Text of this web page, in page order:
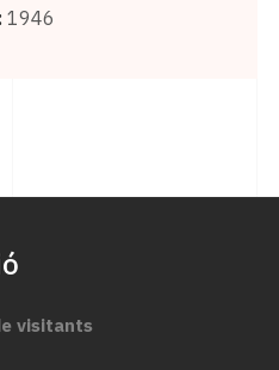
1946
visitants